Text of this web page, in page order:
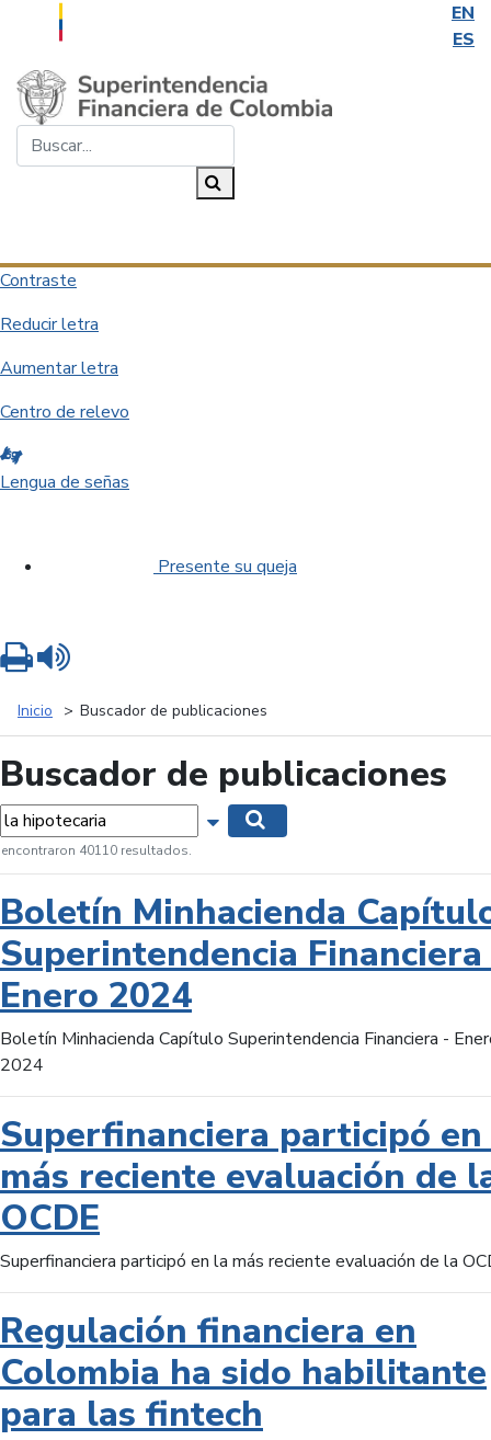
EN
ES
Saltar al contenido principal
Contraste
Reducir letra
Aumentar letra
Centro de relevo
Lengua de señas
Presente su queja
Inicio Buscador de publicaciones
Buscador de publicaciones
Mostrar opciones de búsqueda
encontraron 40110 resultados.
Boletín Minhacienda
Superintendencia
Enero 2024
Boletín Minhacienda Capítulo Superintendencia Financiera -
2024
Superfinanciera participó
más reciente evaluación de
OCDE
Superfinanciera participó en la más reciente evaluación de la
Regulación financiera en
Colombia ha sido habilitante
para las fintech
Imprimir